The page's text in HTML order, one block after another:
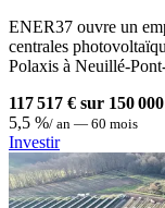
ENER37 ouvre un
centrales
Polaxis à Neuillé-
117 517 € sur 150
5,5 %/ an — 60 mois
Investir